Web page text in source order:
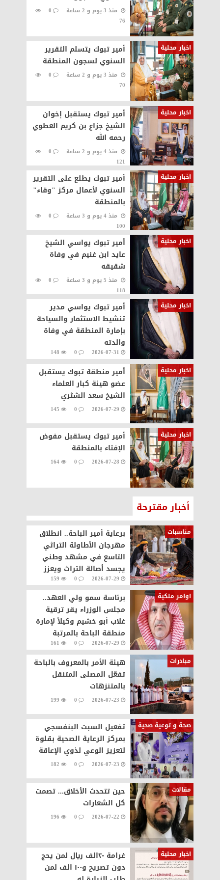
منذ 3 يوم و 2 ساعة
0
76
اخبار محلية
أمير تبوك يتسلم التقرير
السنوي لسجون المنطقة
منذ 3 يوم و 2 ساعة
0
70
اخبار محلية
أمير تبوك يستقبل إخوان
الشيخ جزاع بن كريم العطوي
رحمه الله‏‎
منذ 4 يوم و 2 ساعة
0
121
اخبار محلية
أمير تبوك يطلع على التقرير
السنوي لأعمال مركز "وقاء"
بالمنطقة
منذ 4 يوم و 3 ساعة
0
100
اخبار محلية
أمير تبوك يواسي الشيخ
عايد ابن غنيم في وفاة
شقيقه
منذ 5 يوم و 3 ساعة
0
118
اخبار محلية
أمير تبوك يواسي مدير
تنشيط الاستثمار والسياحة
بإمارة المنطقة في وفاة
والدته
2026-07-31
0
148
اخبار محلية
أمير منطقة تبوك يستقبل
عضو هيئة كبار العلماء
الشيخ سعد الشثري
2026-07-29
0
145
اخبار محلية
أمير تبوك يستقبل مفوض
الإفتاء بالمنطقة
2026-07-28
0
164
أخبار مقترحة
مناسبات
برعاية أمير الباحة.. انطلاق
مهرجان الأطاولة التراثي
التاسع في مشهد وطني
يجسد أصالة التراث ويعزز
الحراك السياحي
2026-07-29
0
159
اوامر ملكية
برئاسة سمو ولي العهد..
مجلس الوزراء يقر ترقية
غلاب أبو خشيم وكيلاً لإمارة
منطقة الباحة بالمرتبة
الرابعة عشرة
2026-07-29
0
161
مبادرات
هيئة الأمر بالمعروف بالباحة
تفعّل المصلى المتنقل
بالمتنزهات
2026-07-23
0
199
صحة و توعية صحية
تفعيل السبت البنفسجي
بمركز الرعاية الصحية بقلوة
لتعزيز الوعي لذوي الإعاقة
2026-07-23
0
182
مقالات
حين تتحدث الأخلاق... تصمت
كل الشعارات
2026-07-22
0
196
اخبار محلية
غرامة ٢٠الف ريال لمن يحج
دون تصريح و١٠٠ الف لمن